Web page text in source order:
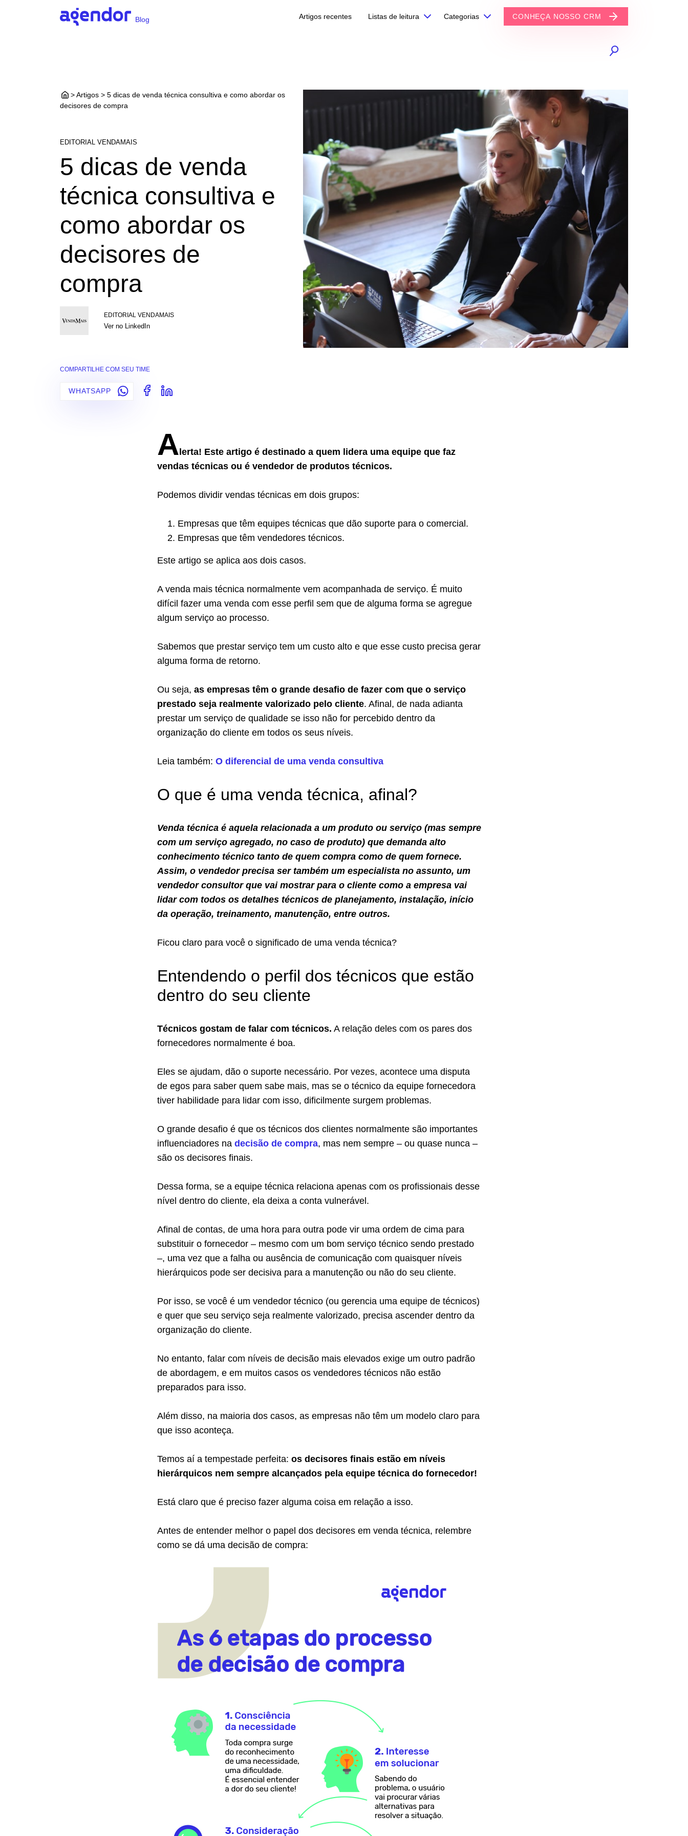
Blog Artigos recentes Listas de leitura Categorias CONHEÇA NOSSO CRM
> Artigos > 5 dicas de venda técnica consultiva e como abordar os
decisores de compra
EDITORIAL VENDAMAIS
5 dicas de venda
técnica consultiva e
como abordar os
decisores de
compra
EDITORIAL VENDAMAIS
Ver no LinkedIn
COMPARTILHE COM SEU TIME
WHATSAPP
A lerta! Este artigo é destinado a quem lidera uma equipe que faz
vendas técnicas ou é vendedor de produtos técnicos.
Podemos dividir vendas técnicas em dois grupos:
Empresas que têm equipes técnicas que dão suporte para o comercial.
Empresas que têm vendedores técnicos.
Este artigo se aplica aos dois casos.
A venda mais técnica normalmente vem acompanhada de serviço. É muito
difícil fazer uma venda com esse perfil sem que de alguma forma se agregue
algum serviço ao processo.
Sabemos que prestar serviço tem um custo alto e que esse custo precisa gerar
alguma forma de retorno.
Ou seja, as empresas têm o grande desafio de fazer com que o serviço
prestado seja realmente valorizado pelo cliente. Afinal, de nada adianta
prestar um serviço de qualidade se isso não for percebido dentro da
organização do cliente em todos os seus níveis.
Leia também: O diferencial de uma venda consultiva
O que é uma venda técnica, afinal?
Venda técnica é aquela relacionada a um produto ou serviço (mas sempre
com um serviço agregado, no caso de produto) que demanda alto
conhecimento técnico tanto de quem compra como de quem fornece.
Assim, o vendedor precisa ser também um especialista no assunto, um
vendedor consultor que vai mostrar para o cliente como a empresa vai
lidar com todos os detalhes técnicos de planejamento, instalação, início
da operação, treinamento, manutenção, entre outros.
Ficou claro para você o significado de uma venda técnica?
Entendendo o perfil dos técnicos que estão
dentro do seu cliente
Técnicos gostam de falar com técnicos. A relação deles com os pares dos
fornecedores normalmente é boa.
Eles se ajudam, dão o suporte necessário. Por vezes, acontece uma disputa
de egos para saber quem sabe mais, mas se o técnico da equipe fornecedora
tiver habilidade para lidar com isso, dificilmente surgem problemas.
O grande desafio é que os técnicos dos clientes normalmente são importantes
influenciadores na decisão de compra, mas nem sempre – ou quase nunca –
são os decisores finais.
Dessa forma, se a equipe técnica relaciona apenas com os profissionais desse
nível dentro do cliente, ela deixa a conta vulnerável.
Afinal de contas, de uma hora para outra pode vir uma ordem de cima para
substituir o fornecedor – mesmo com um bom serviço técnico sendo prestado
–, uma vez que a falha ou ausência de comunicação com quaisquer níveis
hierárquicos pode ser decisiva para a manutenção ou não do seu cliente.
Por isso, se você é um vendedor técnico (ou gerencia uma equipe de técnicos)
e quer que seu serviço seja realmente valorizado, precisa ascender dentro da
organização do cliente.
No entanto, falar com níveis de decisão mais elevados exige um outro padrão
de abordagem, e em muitos casos os vendedores técnicos não estão
preparados para isso.
Além disso, na maioria dos casos, as empresas não têm um modelo claro para
que isso aconteça.
Temos aí a tempestade perfeita: os decisores finais estão em níveis
hierárquicos nem sempre alcançados pela equipe técnica do fornecedor!
Está claro que é preciso fazer alguma coisa em relação a isso.
Antes de entender melhor o papel dos decisores em venda técnica, relembre
como se dá uma decisão de compra: